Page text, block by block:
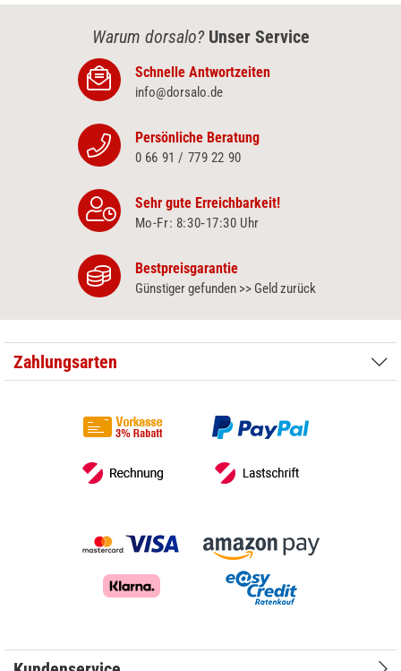
Warum dorsalo? Unser Service
Schnelle Antwortzeiten
info@dorsalo.de
Persönliche Beratung
0 66 91 / 779 22 90
Sehr gute Erreichbarkeit!
Mo-Fr: 8:30‑17:30 Uhr
Bestpreisgarantie
Günstiger gefunden >> Geld zurück
Zahlungsarten